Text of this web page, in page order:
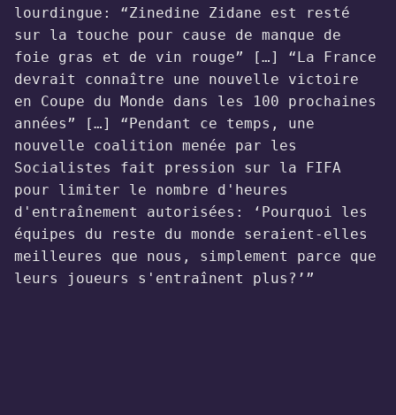
lourdingue: “Zinedine Zidane est resté
sur la touche pour cause de manque de
foie gras et de vin rouge” […] “La France
devrait connaître une nouvelle victoire
en Coupe du Monde dans les 100 prochaines
années” […] “Pendant ce temps, une
nouvelle coalition menée par les
Socialistes fait pression sur la FIFA
pour limiter le nombre d'heures
d'entraînement autorisées: ‘Pourquoi les
équipes du reste du monde seraient-elles
meilleures que nous, simplement parce que
leurs joueurs s'entraînent plus?’”